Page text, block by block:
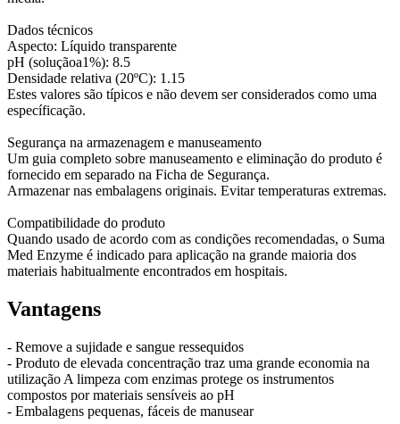
Dados técnicos
Aspecto: Líquido transparente
pH (soluçãoa1%): 8.5
Densidade relativa (20ºC): 1.15
Estes valores são típicos e não devem ser considerados como uma
específicação.
Segurança na armazenagem e manuseamento
Um guia completo sobre manuseamento e eliminação do produto é
fornecido em separado na Ficha de Segurança.
Armazenar nas embalagens originais. Evitar temperaturas extremas.
Compatibilidade do produto
Quando usado de acordo com as condições recomendadas, o Suma
Med Enzyme é indicado para aplicação na grande maioria dos
materiais habitualmente encontrados em hospitais.
Vantagens
- Remove a sujidade e sangue ressequidos
- Produto de elevada concentração traz uma grande economia na
utilização A limpeza com enzimas protege os instrumentos
compostos por materiais sensíveis ao pH
- Embalagens pequenas, fáceis de manusear